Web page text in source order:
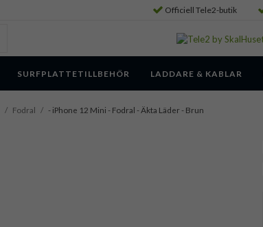
Officiell Tele2-butik
SURFPLATTETILLBEHÖR LADDARE & KABLAR
/ Fodral / - iPhone 12 Mini - Fodral - Äkta Läder - Brun